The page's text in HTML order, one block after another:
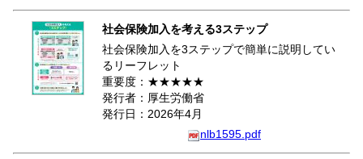
社会保険加入を考える3ステップ
社会保険加入を3ステップで簡単に説明してい
るリーフレット
重要度：★★★★★
発行者：厚生労働省
発行日：2026年4月
nlb1595.pdf